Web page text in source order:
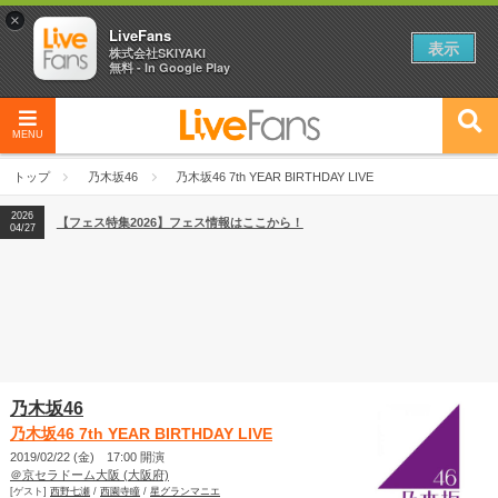
MENU
トップ 乃木坂46 乃木坂46 7th YEAR BIRTHDAY LIVE
2026
04/27
2026
【ライブ動員ランキング】2026年上半期編発表！
2026
04/27
【フェス特集2026】フェス情報はここから！
乃木坂46
乃木坂46 7th YEAR BIRTHDAY LIVE
2019/02/22 (金) 17:00 開演
＠京セラドーム大阪 (大阪府)
[ゲスト] 西野七瀬 / 西園寺瞳 / 星グランマニエ
×
LiveFans
株式会社SKIYAKI
無料 - In Google Play
表示